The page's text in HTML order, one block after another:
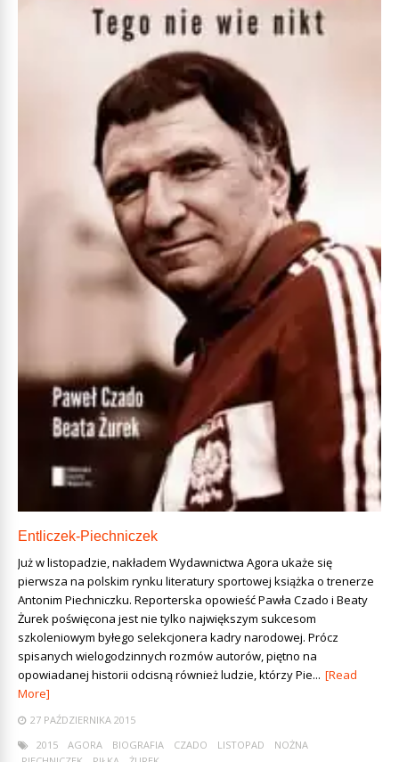
Entliczek-Piechniczek
Już w listopadzie, nakładem Wydawnictwa Agora ukaże się
pierwsza na polskim rynku literatury sportowej książka o trenerze
Antonim Piechniczku. Reporterska opowieść Pawła Czado i Beaty
Żurek poświęcona jest nie tylko największym sukcesom
szkoleniowym byłego selekcjonera kadry narodowej. Prócz
spisanych wielogodzinnych rozmów autorów, piętno na
opowiadanej historii odcisną również ludzie, którzy Pie... [Read
More]
27 PAŹDZIERNIKA 2015
2015
AGORA BIOGRAFIA CZADO LISTOPAD
NOŻNA